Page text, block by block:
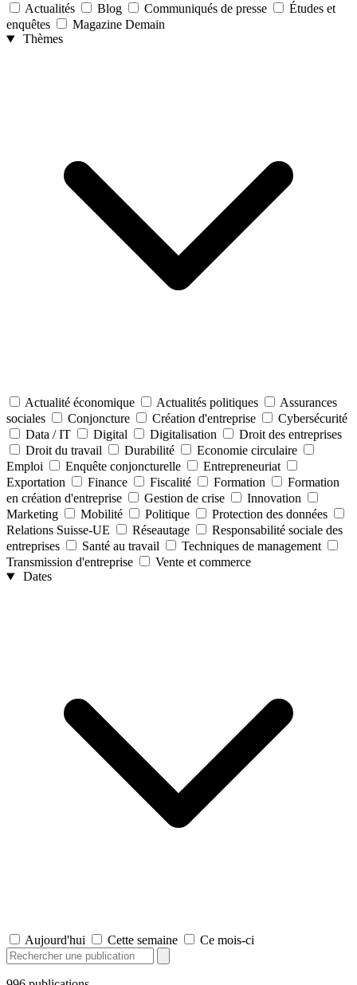
Actualités Blog Communiqués de presse
Études et
enquêtes
Magazine Demain
Thèmes
Actualité économique Actualités politiques
Assurances
sociales
Conjoncture Création d'entreprise
Cybersécurité
Data / IT
Digital Digitalisation
Droit des entreprises
Droit du travail
Durabilité
Economie circulaire
Emploi
Enquête conjoncturelle
Entrepreneuriat
Exportation
Finance Fiscalité Formation
Formation
en création d'entreprise
Gestion de crise
Innovation
Marketing
Mobilité Politique
Protection des données
Relations Suisse-UE
Réseautage
Responsabilité sociale des
entreprises
Santé au travail
Techniques de management
Transmission d'entreprise
Vente et commerce
Dates
Aujourd'hui Cette semaine Ce mois-ci